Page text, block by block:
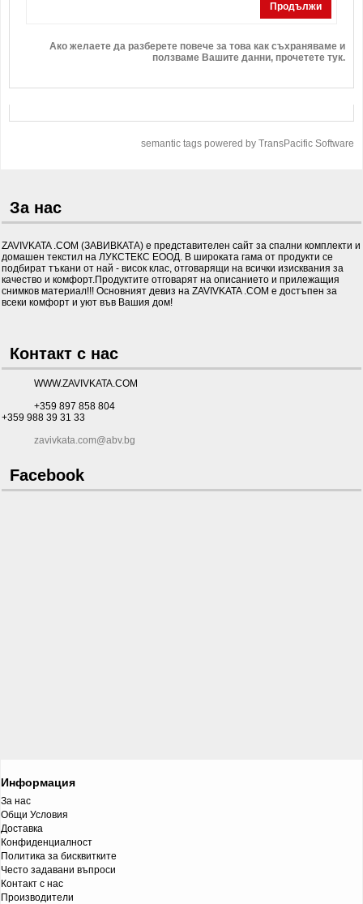
Продължи
Ако желаете да разберете повече за това как съхраняваме и
ползваме Вашите данни, прочетете тук.
semantic tags powered by TransPacific Software
За нас
ZAVIVKATA .COM (ЗАВИВКАТА) е представителен сайт за спални комплекти и
домашен текстил на ЛУКСТЕКС ЕООД. В широката гама от продукти се
подбират тъкани от най - висок клас, отговарящи на всички изисквания за
качество и комфорт.Продуктите отговарят на описанието и прилежащия
снимков материал!!! Основният девиз на ZAVIVKATA .COM е достъпен за
всеки комфорт и уют във Вашия дом!
Контакт с нас
WWW.ZAVIVKATA.COM
+359 897 858 804
+359 988 39 31 33
zavivkata.com@abv.bg
Facebook
Информация
За нас
Общи Условия
Доставка
Конфиденциалност
Политика за бисквитките
Често задавани въпроси
Контакт с нас
Производители